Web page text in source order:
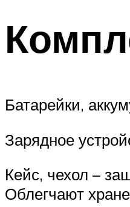
Батарейки,
Зарядное
Кейс, чехол –
Облегчают